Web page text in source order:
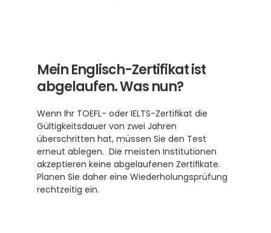
Mein Englisch-Zertifikat ist
abgelaufen. Was nun?
Wenn Ihr TOEFL- oder IELTS-Zertifikat die
Gültigkeitsdauer von zwei Jahren
überschritten hat, müssen Sie den Test
erneut ablegen.  Die meisten Institutionen
akzeptieren keine abgelaufenen Zertifikate.
Planen Sie daher eine Wiederholungsprüfung
rechtzeitig ein.